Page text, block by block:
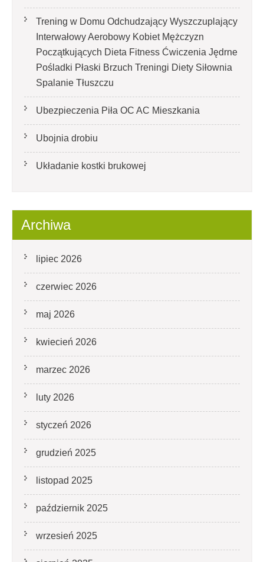
Trening w Domu Odchudzający Wyszczuplający
Interwałowy Aerobowy Kobiet Mężczyzn
Początkujących Dieta Fitness Ćwiczenia Jędrne
Pośladki Płaski Brzuch Treningi Diety Siłownia
Spalanie Tłuszczu
Ubezpieczenia Piła OC AC Mieszkania
Ubojnia drobiu
Układanie kostki brukowej
Archiwa
lipiec 2026
czerwiec 2026
maj 2026
kwiecień 2026
marzec 2026
luty 2026
styczeń 2026
grudzień 2025
listopad 2025
październik 2025
wrzesień 2025